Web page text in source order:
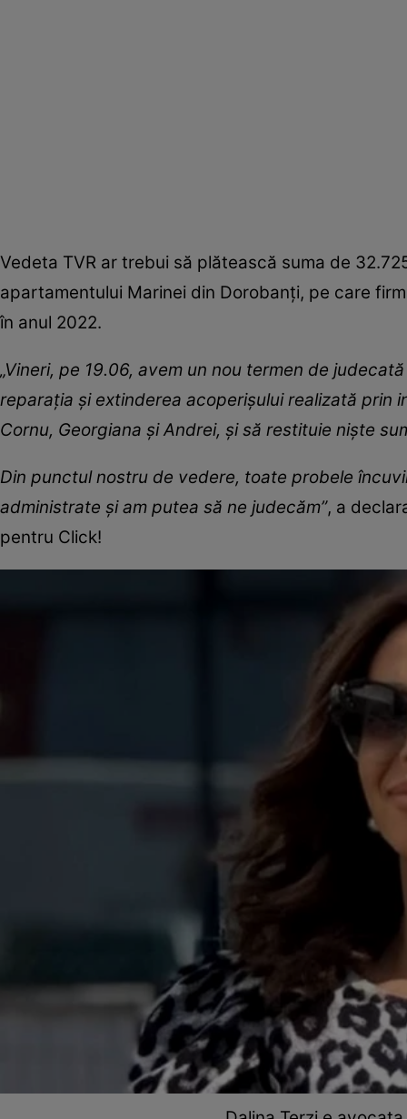
Vedeta TVR ar trebui să plătească suma de
apartamentului Marinei din Dorobanți, pe care
în anul 2022.
„Vineri, pe 19.06, avem un nou termen de
reparația și extinderea acoperișului realizată prin
Cornu, Georgiana și Andrei, și să restituie niște
Din punctul nostru de vedere, toate probele
administrate și am putea să ne judecăm”, a
pentru Click!